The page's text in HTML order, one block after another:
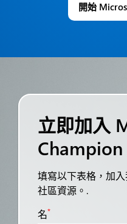
開始
立即加入
填寫以下表格，加
社區資源。.
名*